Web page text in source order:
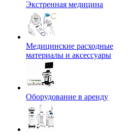
Экстренная медицина
Медицинские расходные
материалы и аксессуары
Оборудование в аренду